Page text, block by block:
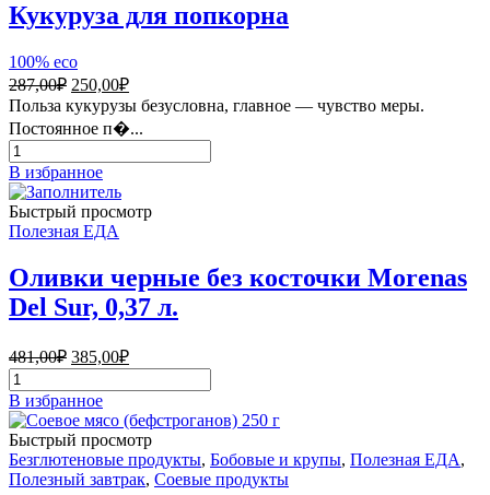
Кукуруза для попкорна
100% eco
287,00₽ Первоначальная
цена
составляла
287,00₽.
250,00₽Текущая
цена:
Польза кукурузы безусловна, главное — чувство меры.
Постоянное п�...
Количество
товара
Кукуруза
для
попкорна
В избранное
Быстрый просмотр
Полезная ЕДА
Оливки черные без косточки Morenas
Del Sur, 0,37 л.
481,00₽ Первоначальная
цена
составляла
481,00₽.
385,00₽Текущая
цена:
385,00₽.
Количество
товара
Оливки
черные
без
косточки
В избранное
Быстрый просмотр
Безглютеновые продукты, Бобовые и крупы, Полезная ЕДА,
Полезный завтрак, Соевые продукты